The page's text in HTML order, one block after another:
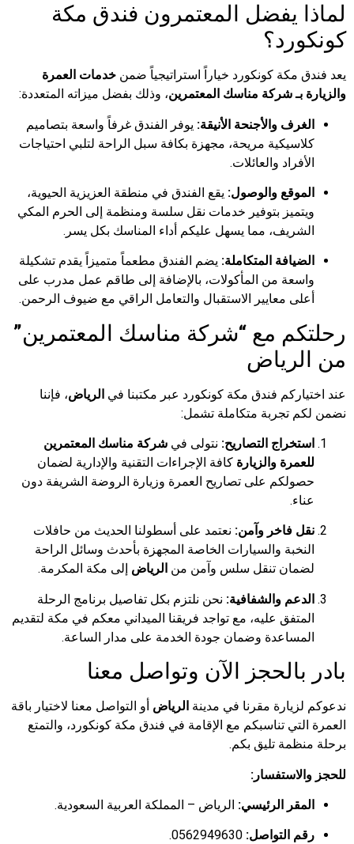
لماذا يفضل المعتمرون فندق مكة
كونكورد؟
يعد فندق مكة كونكورد خياراً استراتيجياً ضمن خدمات العمرة
والزيارة بـ شركة مناسك المعتمرين، وذلك بفضل ميزاته المتعددة:
الغرف والأجنحة الأنيقة: يوفر الفندق غرفاً واسعة بتصاميم
كلاسيكية مريحة، مجهزة بكافة سبل الراحة لتلبي احتياجات
الأفراد والعائلات.
الموقع والوصول: يقع الفندق في منطقة العزيزية الحيوية،
ويتميز بتوفير خدمات نقل سلسة ومنظمة إلى الحرم المكي
الشريف، مما يسهل عليكم أداء المناسك بكل يسر.
الضيافة المتكاملة: يضم الفندق مطعماً متميزاً يقدم تشكيلة
واسعة من المأكولات، بالإضافة إلى طاقم عمل مدرب على
أعلى معايير الاستقبال والتعامل الراقي مع ضيوف الرحمن.
رحلتكم مع “شركة مناسك المعتمرين”
من الرياض
عند اختياركم فندق مكة كونكورد عبر مكتبنا في الرياض، فإننا
نضمن لكم تجربة متكاملة تشمل:
استخراج التصاريح: نتولى في شركة مناسك المعتمرين
للعمرة والزيارة كافة الإجراءات التقنية والإدارية لضمان
حصولكم على تصاريح العمرة وزيارة الروضة الشريفة دون
عناء.
نقل فاخر وآمن: نعتمد على أسطولنا الحديث من حافلات
النخبة والسيارات الخاصة المجهزة بأحدث وسائل الراحة
لضمان تنقل سلس وآمن من الرياض إلى مكة المكرمة.
الدعم والشفافية: نحن نلتزم بكل تفاصيل برنامج الرحلة
المتفق عليه، مع تواجد فريقنا الميداني معكم في مكة لتقديم
المساعدة وضمان جودة الخدمة على مدار الساعة.
بادر بالحجز الآن وتواصل معنا
ندعوكم لزيارة مقرنا في مدينة الرياض أو التواصل معنا لاختيار باقة
العمرة التي تناسبكم مع الإقامة في فندق مكة كونكورد، والتمتع
برحلة منظمة تليق بكم.
للحجز والاستفسار:
المقر الرئيسي: الرياض – المملكة العربية السعودية.
رقم التواصل: